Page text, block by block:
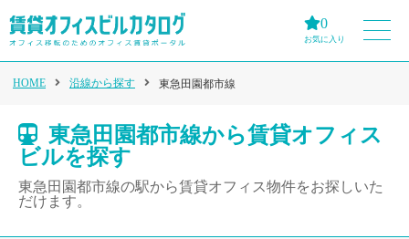
0
お気に入り
HOME 沿線から探す 東急田園都市線
東急田園都市線から賃貸オフィス
ビルを探す
東急田園都市線の駅から賃貸オフィス物件をお探しいた
だけます。